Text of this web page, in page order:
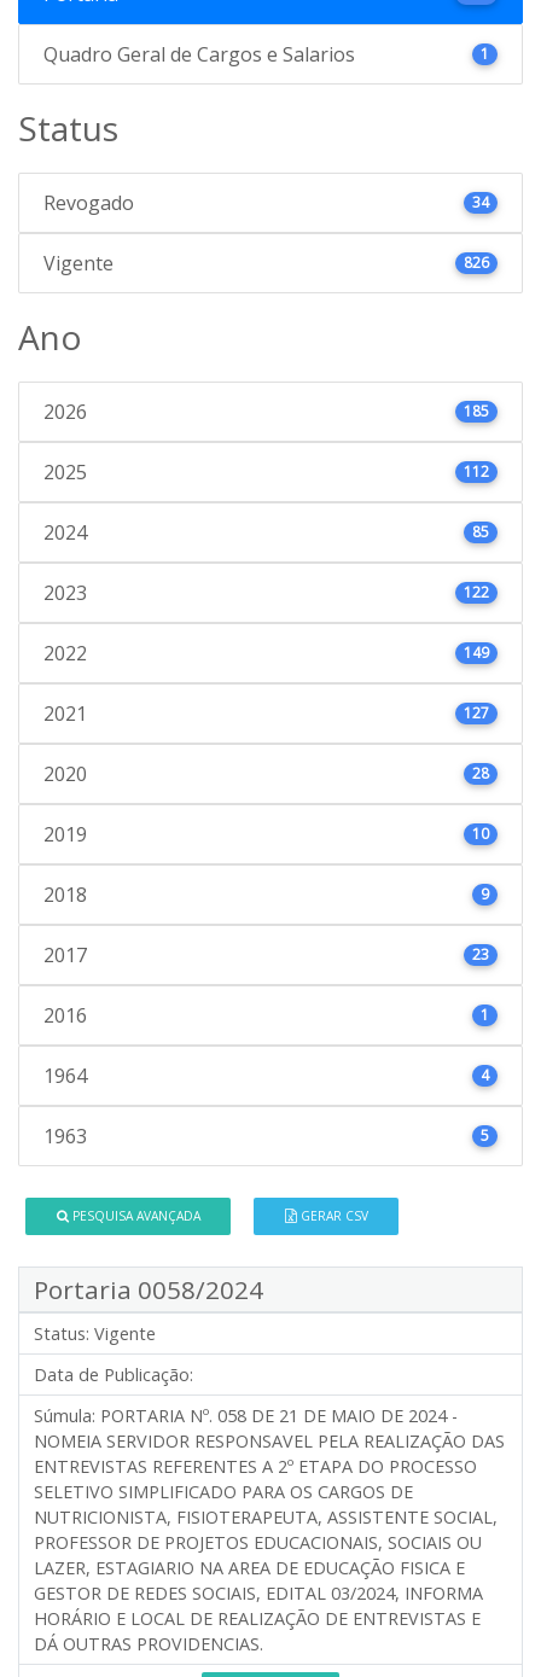
Quadro Geral de Cargos e Salarios 1
Status
Revogado 34
Vigente 826
Ano
2026 185
2025 112
2024 85
2023 122
2022 149
2021 127
2020 28
2019 10
2018 9
2017 23
2016 1
1964 4
1963 5
PESQUISA AVANÇADA GERAR CSV
Portaria 0058/2024
Status: Vigente
Data de Publicação:
Súmula: PORTARIA Nº. 058 DE 21 DE MAIO DE 2024 -
NOMEIA SERVIDOR RESPONSAVEL PELA REALIZAÇÃO DAS
ENTREVISTAS REFERENTES A 2º ETAPA DO PROCESSO
SELETIVO SIMPLIFICADO PARA OS CARGOS DE
NUTRICIONISTA, FISIOTERAPEUTA, ASSISTENTE SOCIAL,
PROFESSOR DE PROJETOS EDUCACIONAIS, SOCIAIS OU
LAZER, ESTAGIARIO NA AREA DE EDUCAÇÃO FISICA E
GESTOR DE REDES SOCIAIS, EDITAL 03/2024, INFORMA
HORÁRIO E LOCAL DE REALIZAÇÃO DE ENTREVISTAS E
DÁ OUTRAS PROVIDENCIAS.